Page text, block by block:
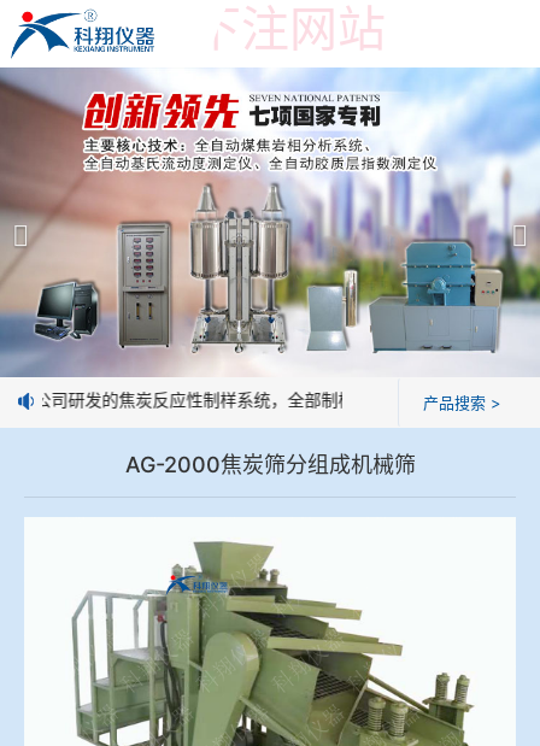
世界杯投下注网站
世界杯投下注网站
产品展示 ＞
焦炭高温性能检测系统
焦化行业检测及优化配煤设备
球团矿/烧结矿/块矿高温冶金性能检测系统
烧结/球团优化配矿研究设备
高炉配吹煤检测设备
冶金渣、保护渣等高温物性检测设备
冶金石灰活性度测定仪
矿石、焦炭物理检测及制样设备
公司简介
世界杯投下注网站
企业业绩
技术交流
标准下载
世界杯投下注网站
我公司研发的焦炭反应性制样系统，全部制样过程机械化操作，没有
产品搜索 >
AG-2000焦炭筛分组成机械筛